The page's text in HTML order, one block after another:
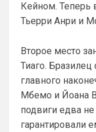
Кейном. Теперь
Тьерри Анри и
Второе место
Тиаго.
главного
Мбемо и Йоана
подвиги едва
гарантировали